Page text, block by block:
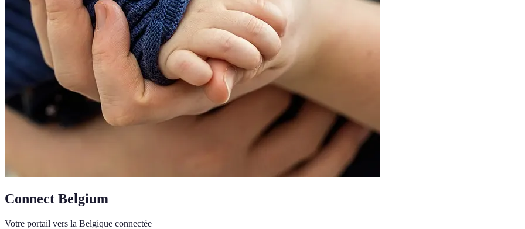
Connect Belgium
Votre portail vers la Belgique connectée